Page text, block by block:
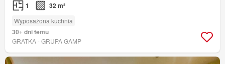
1 32 m²
Wyposażona kuchnia
30+ dni temu
GRATKA - GRUPA GAMP